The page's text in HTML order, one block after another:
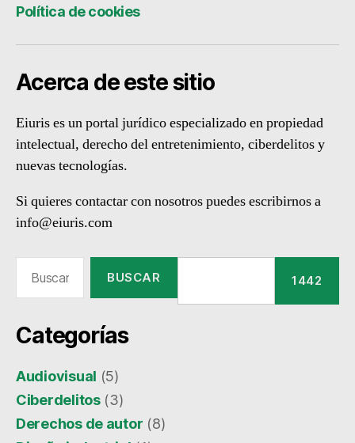
Política de cookies
Acerca de este sitio
Eiuris es un portal jurídico especializado en propiedad
intelectual, derecho del entretenimiento, ciberdelitos y
nuevas tecnologías.
Si quieres contactar con nosotros puedes escribirnos a
info@eiuris.com
Categorías
Audiovisual (5)
Ciberdelitos(3)
Derechos de autor (8)